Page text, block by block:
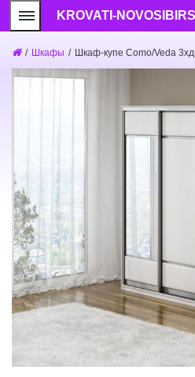
KROVATI-
/ Шкафы / Шкаф-купе Como/Veda